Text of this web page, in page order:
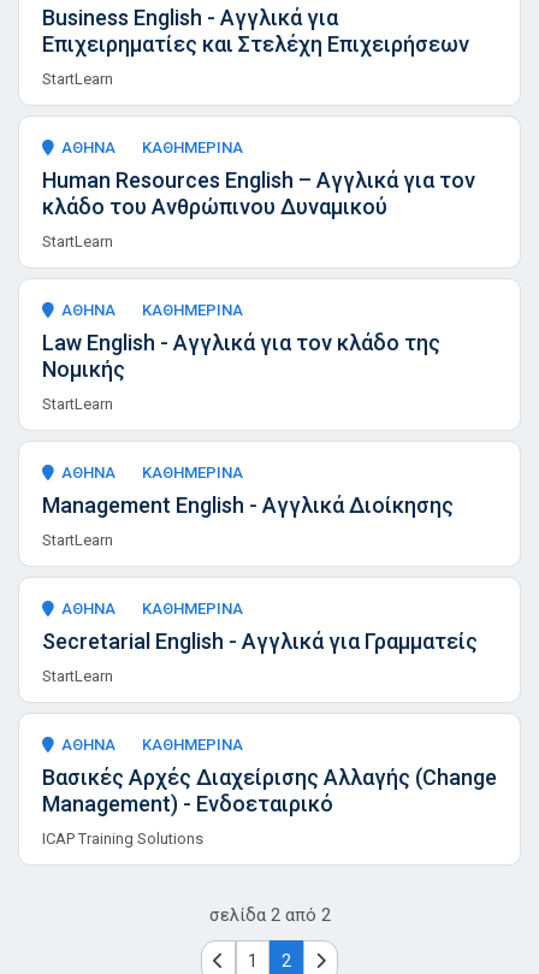
Business English - Αγγλικά για
Επιχειρηματίες και Στελέχη Επιχειρήσεων
StartLearn
ΑΘΗΝΑ ΚΑΘΗΜΕΡΙΝΑ
Human Resources English – Αγγλικά για τον
κλάδο του Ανθρώπινου Δυναμικού
StartLearn
ΑΘΗΝΑ ΚΑΘΗΜΕΡΙΝΑ
Law English - Αγγλικά για τον κλάδο της
Νομικής
StartLearn
ΑΘΗΝΑ ΚΑΘΗΜΕΡΙΝΑ
Management English - Αγγλικά Διοίκησης
StartLearn
ΑΘΗΝΑ ΚΑΘΗΜΕΡΙΝΑ
Secretarial English - Αγγλικά για Γραμματείς
StartLearn
ΑΘΗΝΑ ΚΑΘΗΜΕΡΙΝΑ
Βασικές Αρχές Διαχείρισης Αλλαγής (Change
Management) - Ενδοεταιρικό
ICAP Training Solutions
σελίδα 2 από 2
1 2